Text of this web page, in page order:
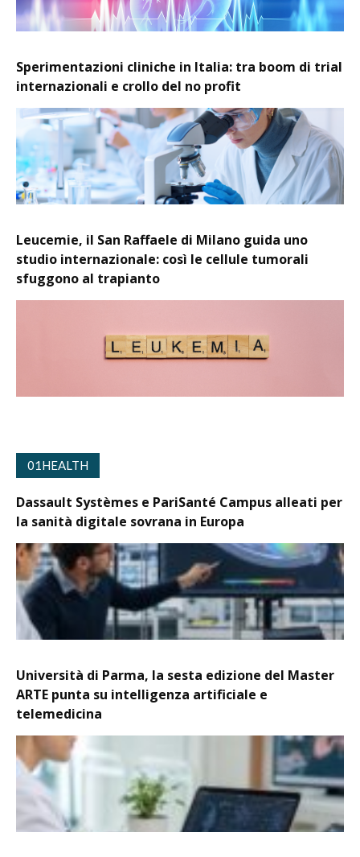
Sperimentazioni cliniche in Italia: tra boom di trial
internazionali e crollo del no profit
Leucemie, il San Raffaele di Milano guida uno
studio internazionale: così le cellule tumorali
sfuggono al trapianto
01HEALTH
Dassault Systèmes e PariSanté Campus alleati per
la sanità digitale sovrana in Europa
Università di Parma, la sesta edizione del Master
ARTE punta su intelligenza artificiale e
telemedicina